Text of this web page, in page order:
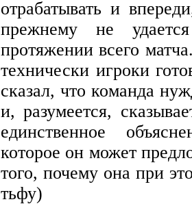
отрабатывать и
прежнему не
протяжении всего
технически игроки
сказал, что команда
и, разумеется,
единственное
которое он может
того, почему она при
тьфу)